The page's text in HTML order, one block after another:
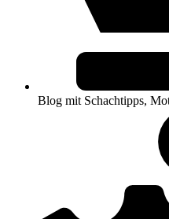
Blog mit Schachtipps,